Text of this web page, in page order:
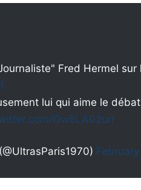
Fred Hermel
lui qui aime le
Ow5LA02urr